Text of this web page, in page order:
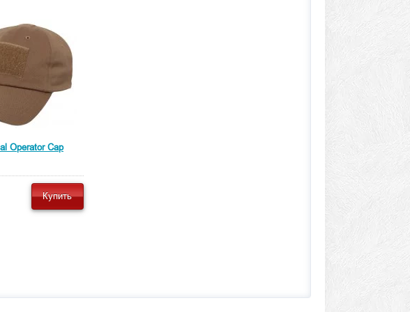
Operator Cap
Купить